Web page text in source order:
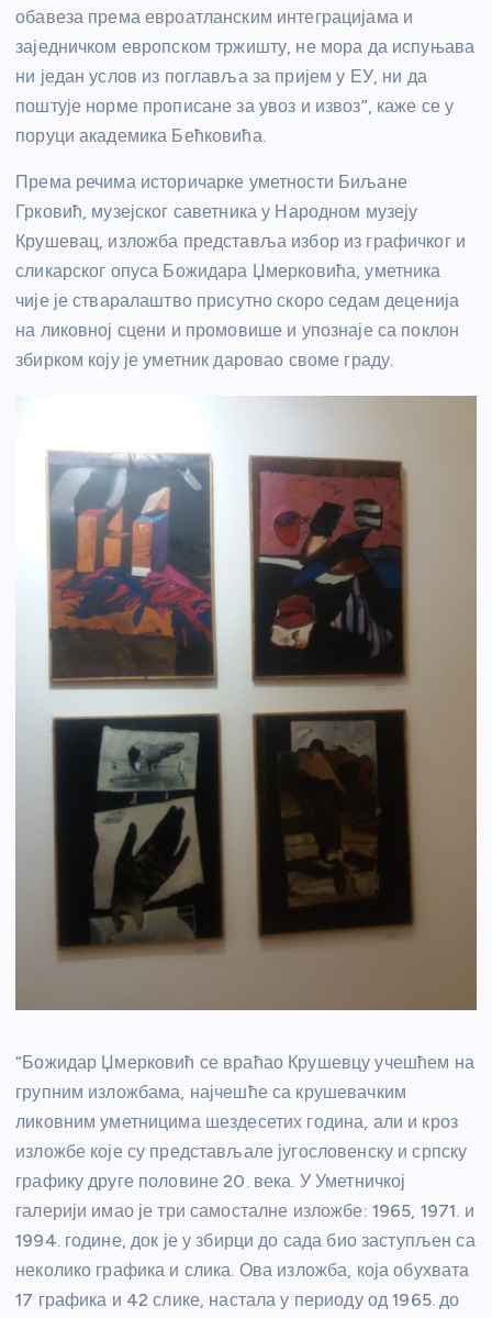
обавеза према евроатланским интеграцијама и
заједничком европском тржишту, не мора да испуњава
ни један услов из поглавља за пријем у ЕУ, ни да
поштује норме прописане за увоз и извоз”, каже се у
поруци академика Бећковића.
Према речима историчарке уметности Биљане
Грковић, музејског саветника у Народном музеју
Крушевац, изложба представља избор из графичког и
сликарског опуса Божидара Џмерковића, уметника
чије је стваралаштво присутно скоро седам деценија
на ликовној сцени и промовише и упознаје са поклон
збирком коју је уметник даровао своме граду.
“Божидар Џмерковић се враћао Крушевцу учешћем на
групним изложбама, најчешће са крушевачким
ликовним уметницима шездесетих година, али и кроз
изложбе које су представљале југословенску и српску
графику друге половине 20. века. У Уметничкој
галерији имао је три самосталне изложбе: 1965, 1971. и
1994. године, док је у збирци до сада био заступљен са
неколико графика и слика. Ова изложба, која обухвата
17 графика и 42 слике, настала у периоду од 1965. до